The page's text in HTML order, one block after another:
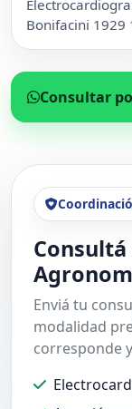
Bonifacini 1929
Consultar
Enviá tu
modalidad
corresponde